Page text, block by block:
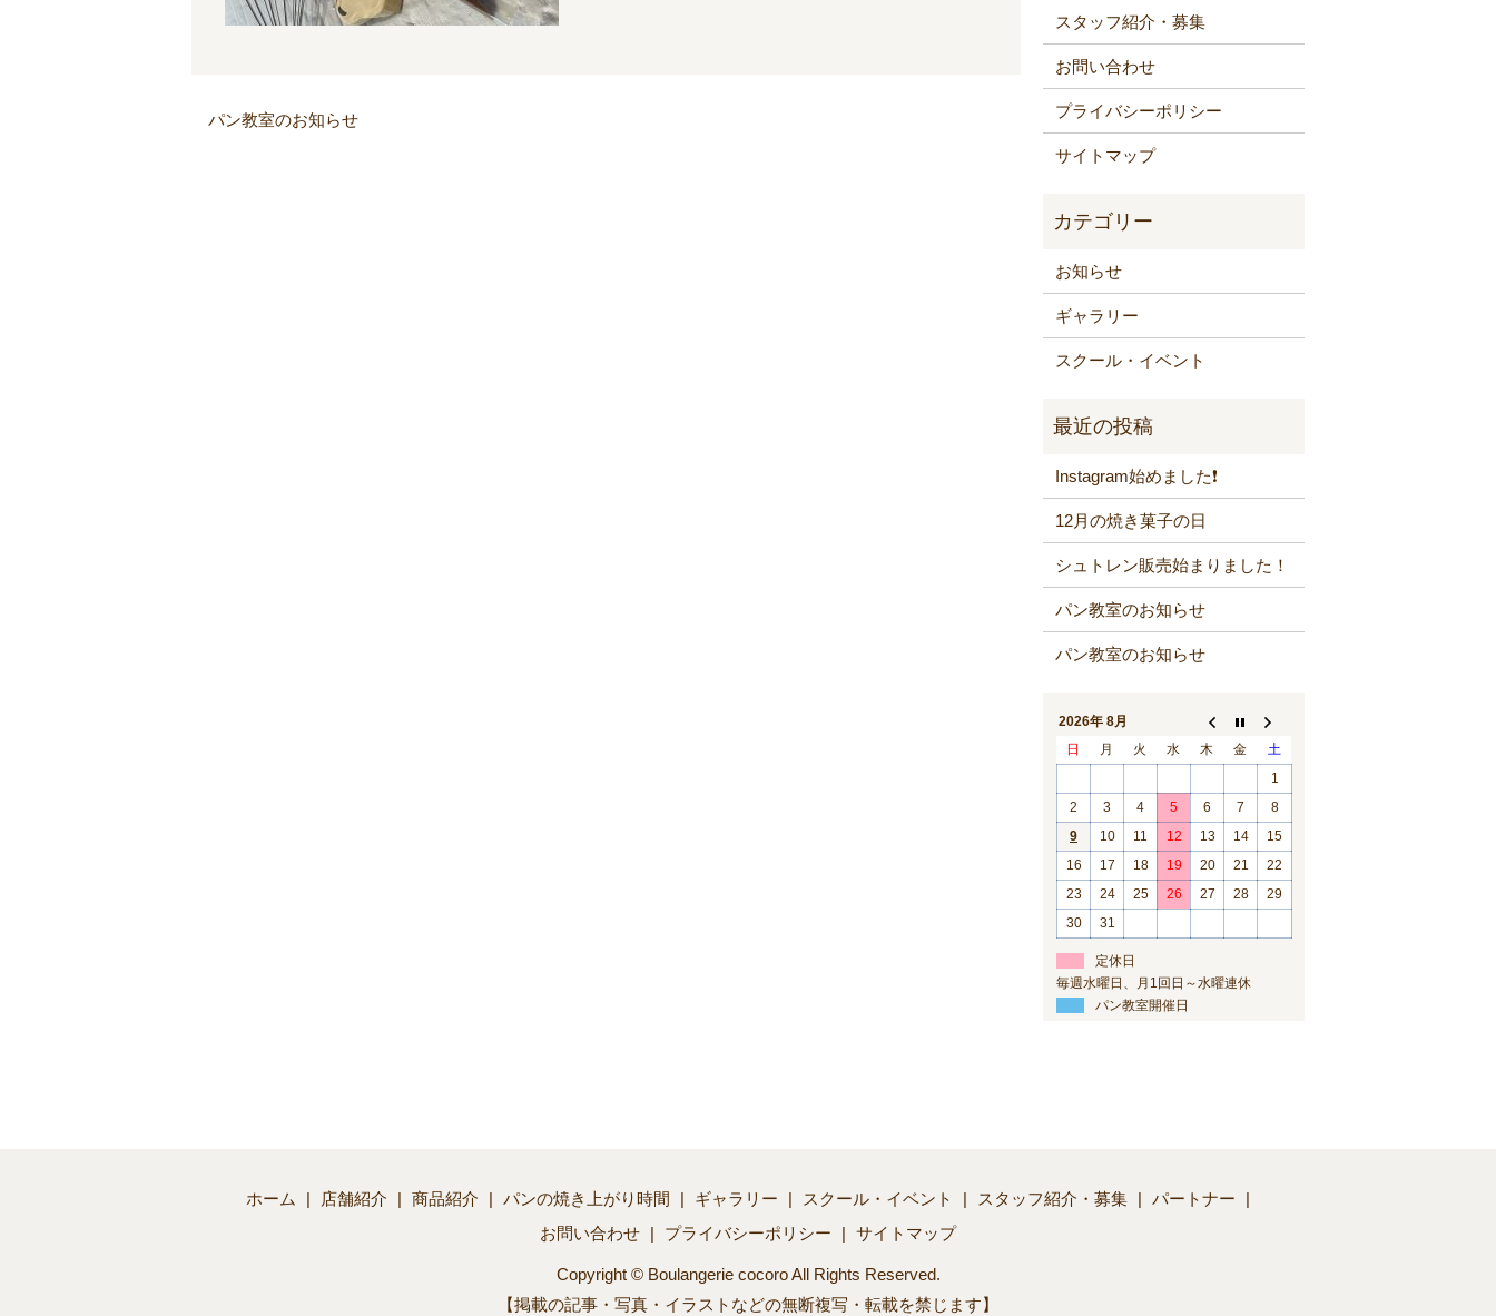
パン教室のお知らせ
スタッフ紹介・募集
お問い合わせ
プライバシーポリシー
サイトマップ
お知らせ
ギャラリー
スクール・イベント
Instagram始めました❗️
12月の焼き菓子の日
シュトレン販売始まりました！
パン教室のお知らせ
パン教室のお知らせ
2026年 8月
日
月 火 水 木 金
土
1
2
3 4 5 6 7
8
9
10 11 12 13 14
15
16
17 18 19 20 21
22
23
24 25 26 27 28
29
30
31
定休日
毎週水曜日、月1回日～水曜連休
パン教室開催日
ホーム 店舗紹介 商品紹介 パンの焼き上がり時間 ギャラリー スクール・イベント スタッフ紹介・募集
パートナー
お問い合わせ
プライバシーポリシー サイトマップ
Copyright © Boulangerie cocoro All Rights Reserved.
【掲載の記事・写真・イラストなどの無断複写・転載を禁じます】